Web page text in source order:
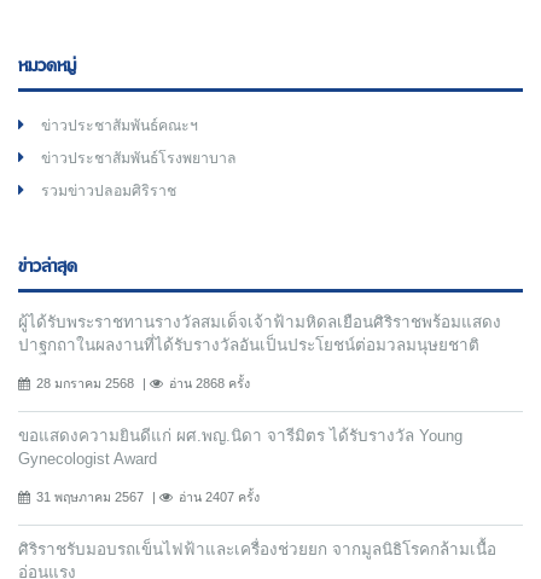
หมวดหมู่
ข่าวประชาสัมพันธ์คณะฯ
ข่าวประชาสัมพันธ์โรงพยาบาล
รวมข่าวปลอมศิริราช
ข่าวล่าสุด
ผู้ได้รับพระราชทานรางวัลสมเด็จเจ้าฟ้ามหิดลเยือนศิริราชพร้อมแสดง
ปาฐกถาในผลงานที่ได้รับรางวัลอันเป็นประโยชน์ต่อมวลมนุษยชาติ
28 มกราคม 2568 อ่าน 2868 ครั้ง
ขอแสดงความยินดีแก่ ผศ.พญ.นิดา จารีมิตร ได้รับรางวัล Young
Gynecologist Award
31 พฤษภาคม 2567 อ่าน 2407 ครั้ง
ศิริราชรับมอบรถเข็นไฟฟ้าและเครื่องช่วยยก จากมูลนิธิโรคกล้ามเนื้อ
อ่อนแรง